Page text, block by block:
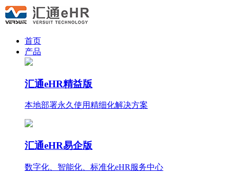
首页
产品
汇通eHR精益版
本地部署永久使用精细化解决方案
汇通eHR易企版
数字化、智能化、标准化eHR服务中心